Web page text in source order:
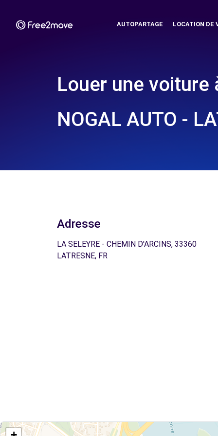
AUTOPARTAGE LOCATION DE
Louer une voiture
NOGAL AUTO -
Adresse
LA SELEYRE - CHEMIN D'ARCINS, 33360
LATRESNE, FR